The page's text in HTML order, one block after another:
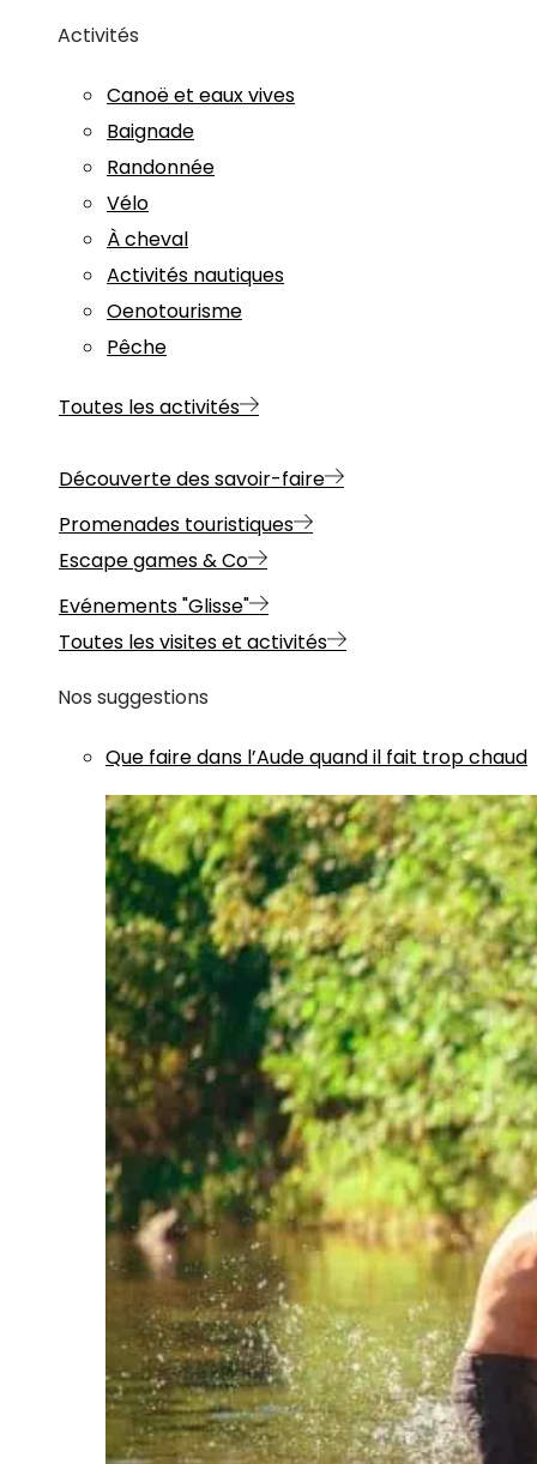
Activités
Canoë et eaux vives
Baignade
Randonnée
Vélo
À cheval
Activités nautiques
Oenotourisme
Pêche
Toutes les activités
Découverte des savoir-faire
Promenades touristiques
Escape games & Co
Evénements "Glisse"
Toutes les visites et activités
Nos suggestions
Que faire dans l’Aude quand il fait trop chaud